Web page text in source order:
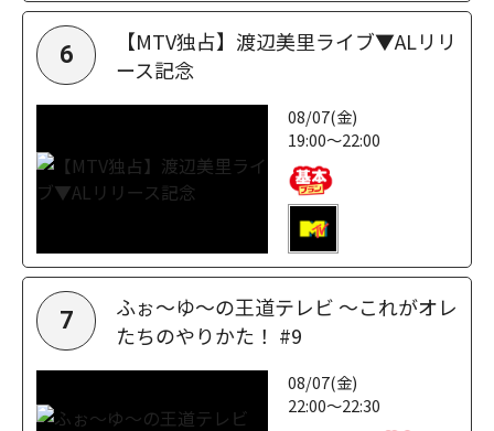
6
【MTV独占】渡辺美里ライブ▼ALリリ
ース記念
08/07(金)
19:00～22:00
7
ふぉ～ゆ～の王道テレビ ～これがオレ
たちのやりかた！ #9
08/07(金)
22:00～22:30